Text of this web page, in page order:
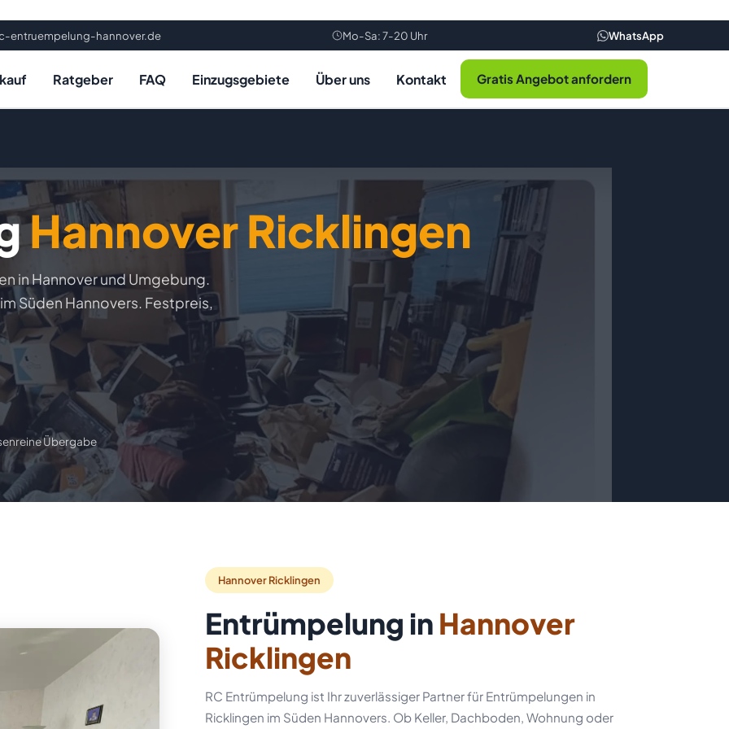
entruempelung-hannover.de Mo-Sa: 7-20 Uhr WhatsApp
Ratgeber FAQ Einzugsgebiete Über uns Kontakt Gratis Angebot anfordern
📋 Gratis Angebot anfordern
Hannover Ricklingen
in Hannover und Umgebung.
Süden Hannovers. Festpreis,
Übergabe
Hannover Ricklingen
Entrümpelung in Hannover
Ricklingen
RC Entrümpelung ist Ihr zuverlässiger Partner für Entrümpelungen in
Ricklingen im Süden Hannovers. Ob Keller, Dachboden, Wohnung oder